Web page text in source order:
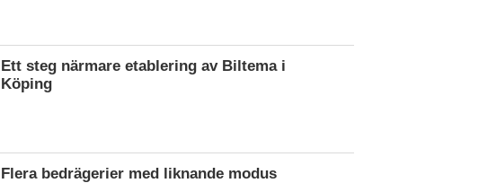
Ett steg närmare etablering av Biltema i
Köping
Flera bedrägerier med liknande modus